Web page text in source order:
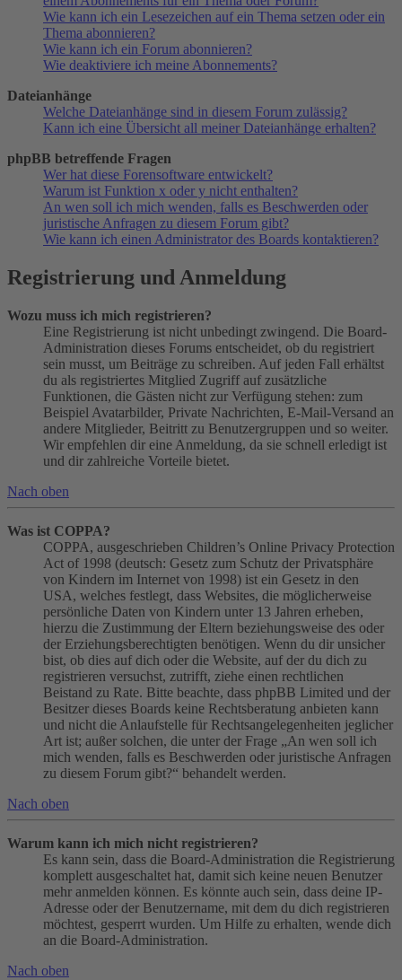
Wie kann ich ein Lesezeichen auf ein Thema setzen oder ein
Thema abonnieren?
Wie kann ich ein Forum abonnieren?
Wie deaktiviere ich meine Abonnements?
Dateianhänge
Welche Dateianhänge sind in diesem Forum zulässig?
Kann ich eine Übersicht all meiner Dateianhänge erhalten?
phpBB betreffende Fragen
Wer hat diese Forensoftware entwickelt?
Warum ist Funktion x oder y nicht enthalten?
An wen soll ich mich wenden, falls es Beschwerden oder
juristische Anfragen zu diesem Forum gibt?
Wie kann ich einen Administrator des Boards kontaktieren?
Registrierung und Anmeldung
Wozu muss ich mich registrieren?
Eine Registrierung ist nicht unbedingt zwingend. Die Board-
Administration dieses Forums entscheidet, ob du registriert
sein musst, um Beiträge zu schreiben. Auf jeden Fall erhältst
du als registriertes Mitglied Zugriff auf zusätzliche
Funktionen, die Gästen nicht zur Verfügung stehen: zum
Beispiel Avatarbilder, Private Nachrichten, E-Mail-Versand an
andere Mitglieder, Beitritt zu Benutzergruppen und so weiter.
Wir empfehlen dir eine Anmeldung, da sie schnell erledigt ist
und dir zahlreiche Vorteile bietet.
Nach oben
Was ist COPPA?
COPPA, ausgeschrieben Children’s Online Privacy Protection
Act of 1998 (deutsch: Gesetz zum Schutz der Privatsphäre
von Kindern im Internet von 1998) ist ein Gesetz in den
USA, welches festlegt, dass Websites, die möglicherweise
persönliche Daten von Kindern unter 13 Jahren erheben,
hierzu die Zustimmung der Eltern beziehungsweise des oder
der Erziehungsberechtigten benötigen. Wenn du dir unsicher
bist, ob dies auf dich oder die Website, auf der du dich zu
registrieren versuchst, zutrifft, ziehe einen rechtlichen
Beistand zu Rate. Bitte beachte, dass phpBB Limited und der
Besitzer dieses Boards keine Rechtsberatung anbieten kann
und nicht die Anlaufstelle für Rechtsangelegenheiten jeglicher
Art ist; außer solchen, die unter der Frage „An wen soll ich
mich wenden, falls es Beschwerden oder juristische Anfragen
zu diesem Forum gibt?“ behandelt werden.
Nach oben
Warum kann ich mich nicht registrieren?
Es kann sein, dass die Board-Administration die Registrierung
komplett ausgeschaltet hat, damit sich keine neuen Benutzer
mehr anmelden können. Es könnte auch sein, dass deine IP-
Adresse oder der Benutzername, mit dem du dich registrieren
möchtest, gesperrt wurden. Um Hilfe zu erhalten, wende dich
an die Board-Administration.
Nach oben